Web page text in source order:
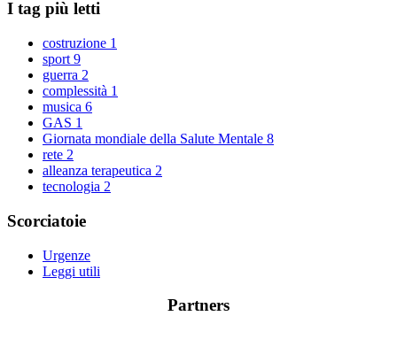
I tag più letti
costruzione 1
sport 9
guerra 2
complessità 1
musica 6
GAS 1
Giornata mondiale della Salute Mentale 8
rete 2
alleanza terapeutica 2
tecnologia 2
Scorciatoie
Urgenze
Leggi utili
Partners